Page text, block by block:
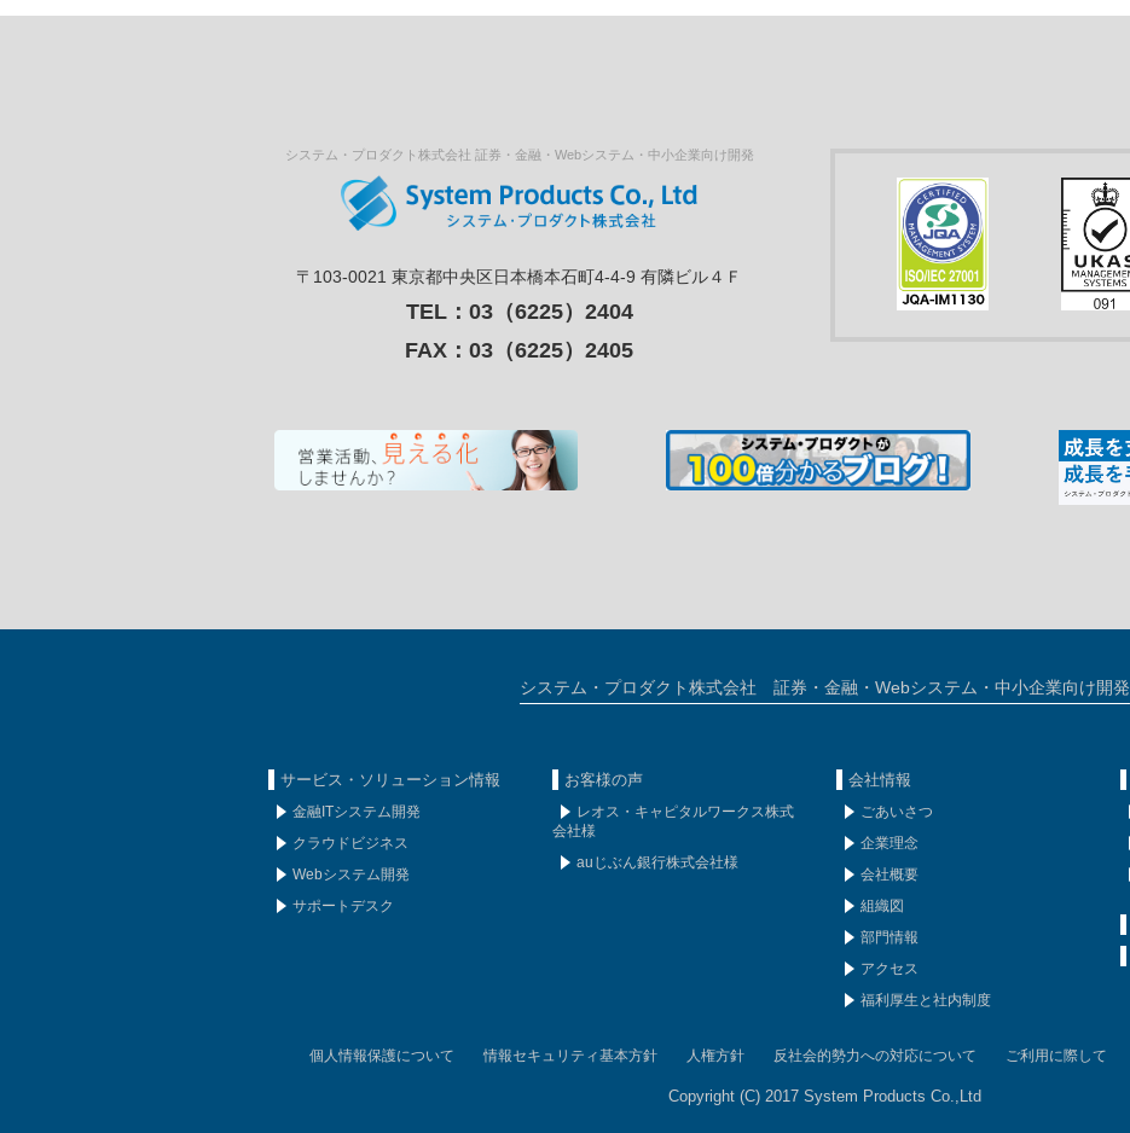
システム・プロダクト株式会社 証券・金融・Webシステム・中小企業向け開発
〒103-0021 東京都中央区日本橋本石町4-4-9 有隣ビル４Ｆ
TEL：03（6225）2404
FAX：03（6225）2405
システム・プロダクト株式会社 証券・金融・Webシステム・中小企業向け開発
サービス・ソリューション情報
金融ITシステム開発
クラウドビジネス
Webシステム開発
サポートデスク
お客様の声
レオス・キャピタルワークス株式
会社様
auじぶん銀行株式会社様
会社情報
ごあいさつ
企業理念
会社概要
組織図
部門情報
アクセス
福利厚生と社内制度
個人情報保護について 情報セキュリティ基本方針 人権方針 反社会的勢力への対応について ご利用に際して
Copyright (C) 2017 System Products Co.,Ltd